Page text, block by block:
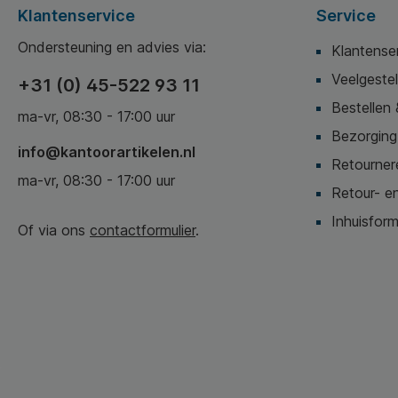
Klantenservice
Ondersteuning en advies via:
+31 (0) 45-522 93 11
ma-vr, 08:30 - 17:00 uur
info@kantoorartikelen.nl
ma-vr, 08:30 - 17:00 uur
Of via ons contactformulier.
Service
Bestellen
Retour-